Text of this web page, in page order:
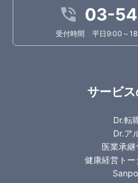
03-
受付時間 平日9:00～
サービ
Dr.転
Dr.ア
医業承継
健康経営トー